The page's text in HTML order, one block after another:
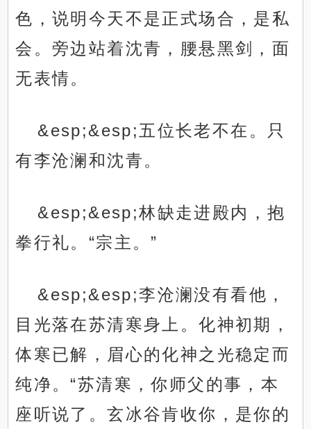
色，说明今天不是正式场合，是私
会。旁边站着沈青，腰悬黑剑，面
无表情。
&esp;&esp;五位长老不在。只
有李沧澜和沈青。
&esp;&esp;林缺走进殿内，抱
拳行礼。“宗主。”
&esp;&esp;李沧澜没有看他，
目光落在苏清寒身上。化神初期，
体寒已解，眉心的化神之光稳定而
纯净。“苏清寒，你师父的事，本
座听说了。玄冰谷肯收你，是你的